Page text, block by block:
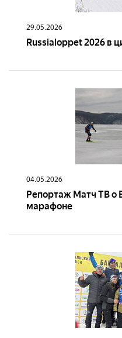
29.05.2026
Russialoppet 2026 в
04.05.2026
Репортаж Матч ТВ о
марафоне